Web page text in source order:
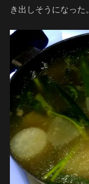
き出しそうになった。